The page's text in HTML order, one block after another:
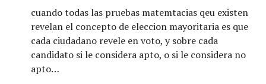
cuando todas las pruebas matemtacias qeu existen
revelan el concepto de eleccion mayoritaria es que
cada ciudadano revele en voto, y sobre cada
candidato si le considera apto, o si le considera no
apto…